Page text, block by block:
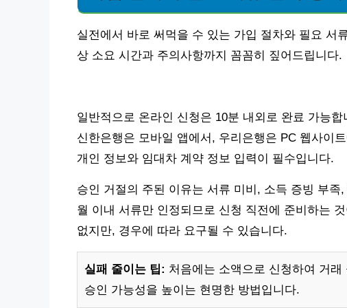
실전에서 바로 써먹을 수 있는 가입 절차와 필요 서
상 소요 시간과 주의사항까지 꼼꼼히 짚어드립니다.
일반적으로 온라인 신청은 10분 내외로 완료 가능
신한은행은 모바일 앱에서, 우리은행은 PC 웹사이
개인 정보와 임대차 계약 정보 입력이 필수입니다.
승인 거절의 주된 이유는 서류 미비, 소득 증빙 부
월 이내 서류만 인정되므로 신청 직전에 준비하는
없지만, 경우에 따라 요구될 수 있습니다.
실패 줄이는 팁: 처음에는 소액으로 신청하여 거
승인 가능성을 높이는 현명한 방법입니다.